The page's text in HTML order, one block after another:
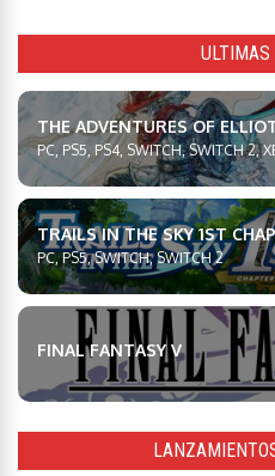
ULTIMAS
THE ADVENTURES OF
PC, PS5, PS4, SWITCH, SWITCH 2,
TRAILS IN THE SKY 1ST
PC, PS5, SWITCH, SWITCH 2
FINAL FANTASY V